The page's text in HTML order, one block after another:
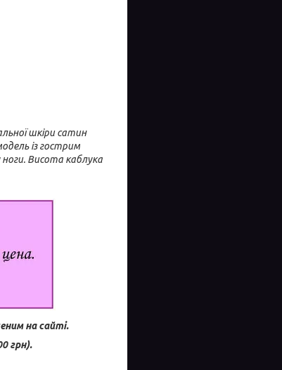
шкіри сатин
із гострим
Висота каблука
на сайті.
грн).